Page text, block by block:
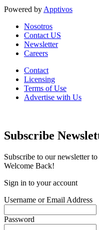
Powered byApptivos
Nosotros
Contact US
Newsletter
Careers
Contact
Licensing
Terms of Use
Advertise with Us
Subscribe
Subscribe to our newsletter
Welcome Back!
Sign in to your account
Username or Email Address
Password